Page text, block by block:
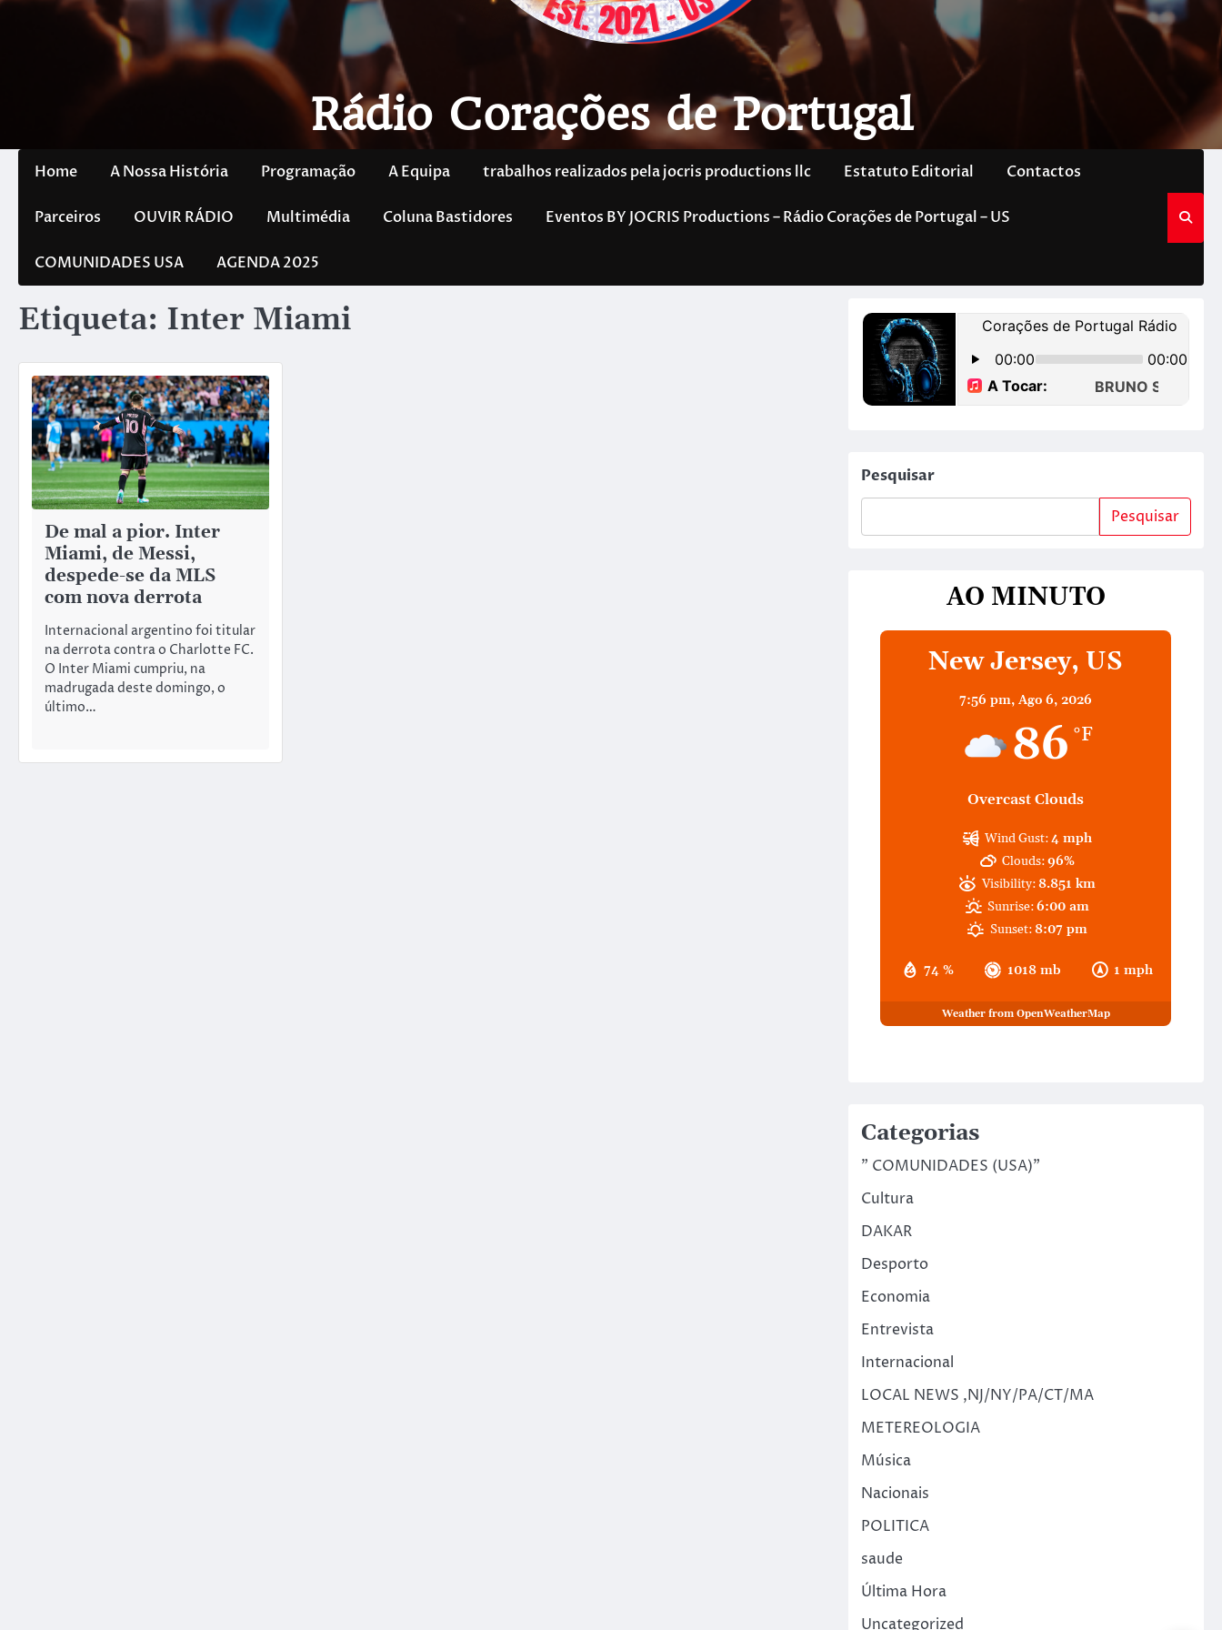
Rádio Corações de Portugal
Home A Nossa História Programação A Equipa trabalhos realizados pela jocris productions llc Estatuto Editorial Contactos
Parceiros OUVIR RÁDIO Multimédia Coluna Bastidores Eventos BY JOCRIS Productions – Rádio Corações de Portugal – US
COMUNIDADES USA AGENDA 2025
Etiqueta: Inter Miami
De mal a pior. Inter
Miami, de Messi,
despede-se da MLS
com nova derrota
Internacional argentino foi titular
na derrota contra o Charlotte FC.
O Inter Miami cumpriu, na
madrugada deste domingo, o
último…
Pesquisar
Pesquisar
AO MINUTO
New Jersey, US
7:56 pm,Ago 6, 2026
86 °F
Overcast Clouds
74 % 1018 mb 1 mph
Wind Gust:4 mph
Clouds:96%
Visibility:8.851 km
Sunrise:6:00 am
Sunset:8:07 pm
Weather from OpenWeatherMap
Categorias
" COMUNIDADES (USA)"
Cultura
DAKAR
Desporto
Economia
Entrevista
Internacional
LOCAL NEWS ,NJ/NY/PA/CT/MA
METEREOLOGIA
Música
Nacionais
POLITICA
saude
Última Hora
Uncategorized